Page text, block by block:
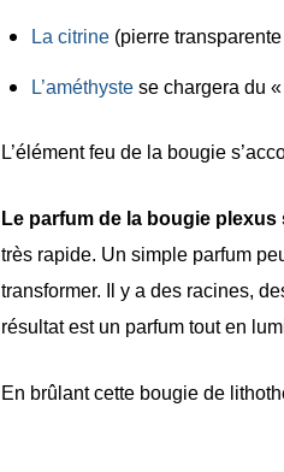
La citrine(pierre
L’améthystese chargera du
L’élément feu de la bougie
Le parfum de la bougie
très rapide. Un simple parfum
transformer. Il y a des racines,
résultat est un parfum tout en
En brûlant cette bougie de